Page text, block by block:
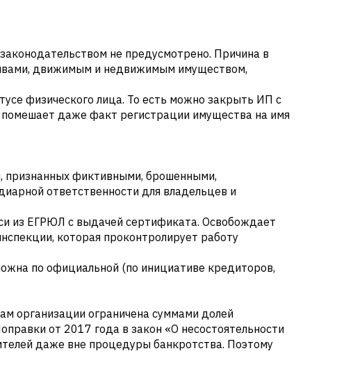
не предусмотрено. Причина в
движимым и недвижимым имуществом,
физического лица. То есть можно закрыть ИП с
помешает даже факт регистрации имущества на имя
признанных фиктивными, брошенными,
ответственности для владельцев и
из ЕГРЮЛ с выдачей сертификата. Освобождает
которая проконтролирует работу
по официальной (по инициативе кредиторов,
организации ограничена суммами долей
от 2017 года в закон «О несостоятельности
даже вне процедуры банкротства. Поэтому